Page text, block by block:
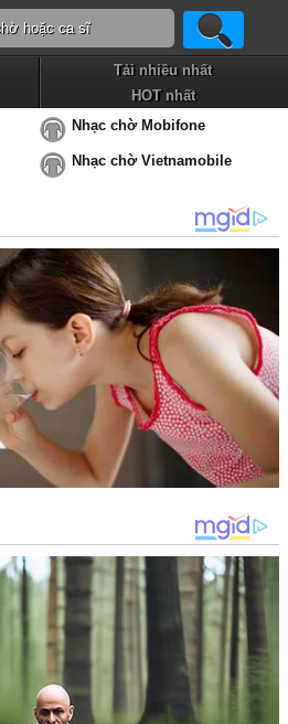
Tải nhiều nhất
HOT nhất
Nhạc chờ Mobifone
Nhạc chờ Vietnamobile